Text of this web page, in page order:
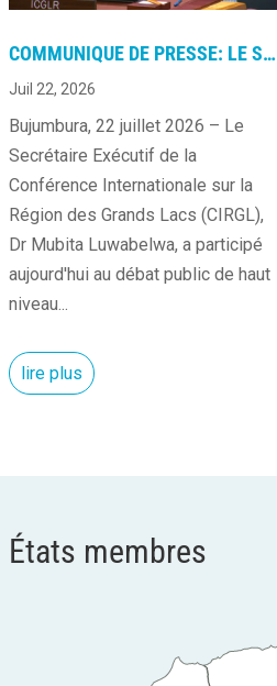
COMMUNIQUE DE PRESSE: LE SECRÉTAIRE EXÉCUTIF DE LA CIRGL PREND LA PAROLE LORS DU DÉBAT PUBLIC DE HAUT NIVEAU DU CONSEIL DE SÉCURITÉ DES NATIONS UNIES SUR LA GOUVERNANCE DES RESSOURCES NATURELLES
Juil 22, 2026
Bujumbura, 22 juillet 2026 – Le
Secrétaire Exécutif de la
Conférence Internationale sur la
Région des Grands Lacs (CIRGL),
Dr Mubita Luwabelwa, a participé
aujourd'hui au débat public de haut
niveau...
lire plus
États membres
Président de
la République